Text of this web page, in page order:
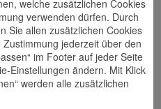
🎯 Service-
Center
welche zusätzlichen Cookies
verwenden dürfen. Durch
Sie allen zusätzlichen Cookies
jederzeit über den
im Footer auf jeder Seite
Einstellungen ändern. Mit Klick
werden alle zusätzlichen